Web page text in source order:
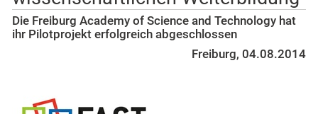
Die Freiburg Academy of Science and Technology hat
ihr Pilotprojekt erfolgreich abgeschlossen
Freiburg, 04.08.2014